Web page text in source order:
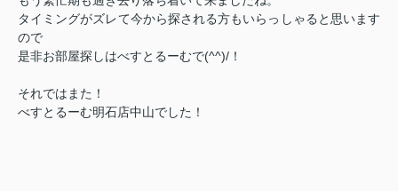
タイミングがズレて今から探される方もいらっしゃると思います
ので
是非お部屋探しはべすとるーむで(^^)/！
それではまた！
べすとるーむ明石店中山でした！